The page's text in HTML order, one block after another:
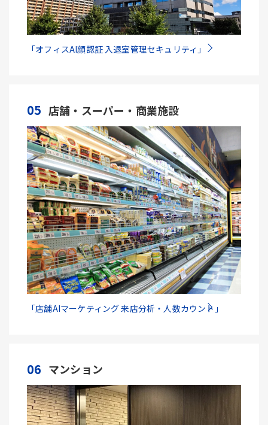
「オフィスAI顔認証 入退室管理セキュリティ」
05 店舗・スーパー・商業施設
「店舗AIマーケティング 来店分析・人数カウント」
06 マンション